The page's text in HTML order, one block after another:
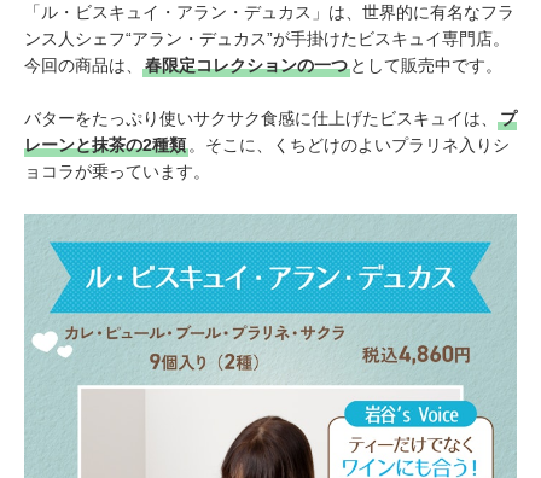
「ル・ビスキュイ・アラン・デュカス」は、世界的に有名なフラ
ンス人シェフ“アラン・デュカス”が手掛けたビスキュイ専門店。
今回の商品は、
春限定コレクションの一つ として販売中です。
バターをたっぷり使いサクサク食感に仕上げたビスキュイは、
プ
レーンと抹茶の2種類 。そこに、くちどけのよいプラリネ入りシ
ョコラが乗っています。